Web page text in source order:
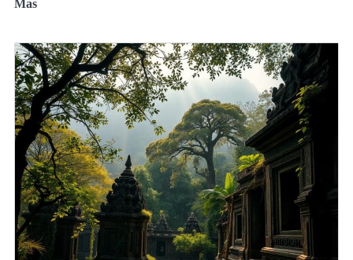
Mas